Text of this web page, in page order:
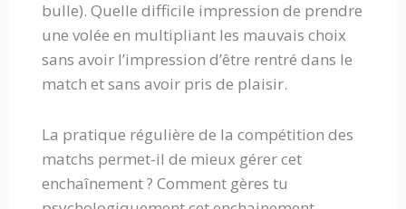
bulle). Quelle difficile impression de prendre
une volée en multipliant les mauvais choix
sans avoir l’impression d’être rentré dans le
match et sans avoir pris de plaisir.
La pratique régulière de la compétition des
matchs permet-il de mieux gérer cet
enchaînement ? Comment gères tu